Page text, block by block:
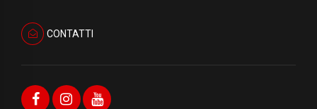
CONTATTI